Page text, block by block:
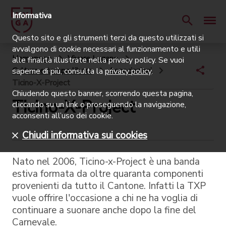
Homepage
Vivere Lugano
Cultura e tempo libero
Associazioni
Ticino-X-Project
Ticino-X-Project
Nato nel 2006, Ticino-x-Project è una banda
estiva formata da oltre quaranta componenti
provenienti da tutto il Cantone. Infatti la TXP
vuole offrire l'occasione a chi ne ha voglia di
continuare a suonare anche dopo la fine del
Carnevale.
Informativa
Questo sito e gli strumenti terzi da questo utilizzati si
avvalgono di cookie necessari al funzionamento e utili
alle finalità illustrate nella privacy policy. Se vuoi
saperne di più, consulta laprivacy policy.
Chiudendo questo banner, scorrendo questa pagina,
cliccando su un link o proseguendo la navigazione,
acconsenti all’uso dei cookie.
Chiudi informativa sui cookies